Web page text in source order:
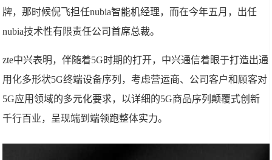
牌，那时候倪飞担任nubia智能机经理，而在今年五月，出任
nubia技术性有限责任公司首席总裁。
zte中兴表明，伴随着5G时期的打开，中兴通信着眼于打造出通
用化多形状5G终端设备序列，考虑营运商、公司客户和顾客对
5G应用领域的多元化要求，以详细的5G商品序列颠覆式创新
千行百业，呈现端到端领跑整体实力。